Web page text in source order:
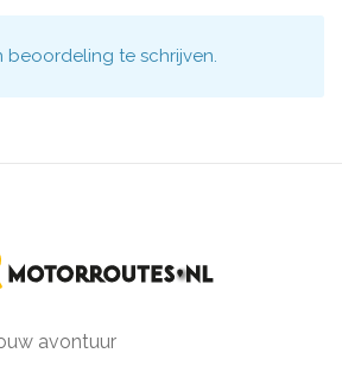
beoordeling te schrijven.
avontuur